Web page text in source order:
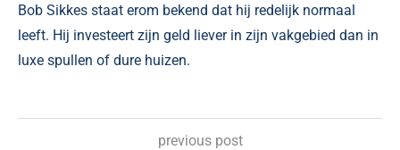
Bob Sikkes staat erom bekend dat hij redelijk normaal
leeft. Hij investeert zijn geld liever in zijn vakgebied dan in
luxe spullen of dure huizen.
previous post